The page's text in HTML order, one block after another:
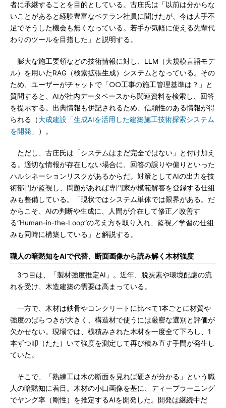
者に承継することを目的としている。古庄氏は「以前は分からな
いことがあると経験豊富なベテラン社員に聞けたが、今は人手不
足でそうした機会も無くなっている。若手が気軽に使える先輩代
わりのツールを目指した」と説明する。
膨大な施工要領などの技術情報に対し、LLM（大規模言語モデ
ル）を用いたRAG（検索拡張生成）システムとなっている。その
ため、ユーザーがチャットで「○○工事の施工管理基準は？」と
質問すると、AIが社内データベースから関連資料を検索し、回答
を提示する。出典情報も併記されるため、信頼性のある情報が得
られる（大成建設「生成AIを活用した建築施工技術探索システム
を開発」
）。
ただし、古庄氏は「システムはまだ完全ではない」と付け加え
る。適切な情報が存在しない場合に、回答の誤りや偏りといった
ハルシネーションリスクがあるからだ。対策としてAIの出力を技
術部門が監視し、問題があれば専門家が模範解答を登録する仕組
みも整備している。「現状ではシステム単体では限界がある。だ
からこそ、AIの判断や生成に、人間が介在して修正／改善す
る“Human-in-the-Loop”の考え方を取り入れ、監視／学習の仕組
みも同時に構築している」と解説する。
職人の暗黙知をAIで代替、断面画像から読み解く木材強度
3つ目は、「製材強度推定AI」。近年、脱炭素や環境配慮の流
れを受け、木造建築の需要は高まっている。
一方で、木材は鉄骨やコンクリートに比べて1本ごとに材質や
強度のばらつきが大きく、構造材で使うには厳密な選別と評価が
欠かせない。現場では、桟積みされた木材を一度全て下ろし、1
本ずつ叩（たた）いて強度を測定して再び積み直す手間が発生し
ていた。
そこで、「熟練工は木の断面を見れば硬さが分かる」という職
人の暗黙知に着目。木材の小口画像を基に、ディープラーニング
でヤング率（剛性）を推定するAIを開発した。開発は継続中だ